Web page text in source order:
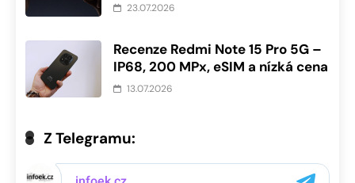
23.07.2026
Recenze Redmi Note 15 Pro 5G –
IP68, 200 MPx, eSIM a nízká cena
13.07.2026
Z Telegramu: